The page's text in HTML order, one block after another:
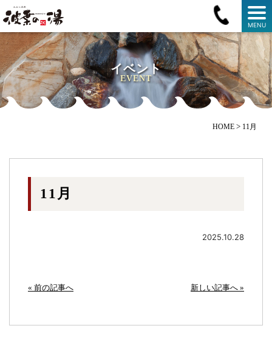
MENU
イベント
EVENT
HOME > 11月
11月
2025.10.28
« 前の記事へ 新しい記事へ »